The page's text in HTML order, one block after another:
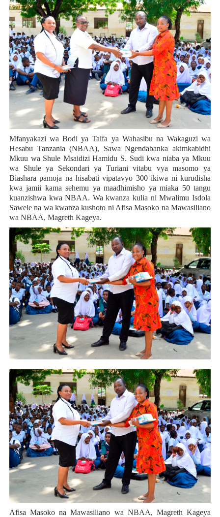
Mfanyakazi wa Bodi ya Taifa ya Wahasibu na Wakaguzi wa
Hesabu Tanzania (NBAA), Sawa Ngendabanka akimkabidhi
Mkuu wa Shule Msaidizi Hamidu S. Sudi kwa niaba ya Mkuu
wa Shule ya Sekondari ya Turiani vitabu vya masomo ya
Biashara pamoja na hisabati vipatavyo 300 ikiwa ni kurudisha
kwa jamii kama sehemu ya maadhimisho ya miaka 50 tangu
kuanzishwa kwa NBAA. Wa kwanza kulia ni Mwalimu Isdola
Sawele na wa kwanza kushoto ni Afisa Masoko na Mawasiliano
wa NBAA, Magreth Kageya.
Afisa Masoko na Mawasiliano wa NBAA, Magreth Kageya